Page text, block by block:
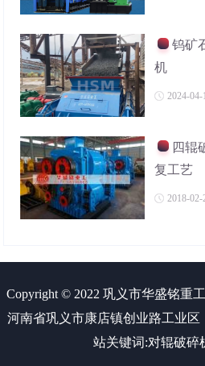
钨矿
机
2024-04-
四辊
复工艺
2018-02-
Copyright © 2022 巩义市华盛铭重
河南省巩义市康店镇创业路工业区
站关键词:对辊破碎